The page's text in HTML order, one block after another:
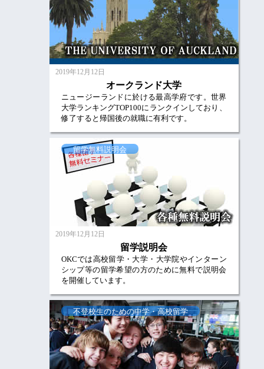
2019年12月12日
オークランド大学
ニュージーランドに於ける最高学府です。世界
大学ランキングTOP100にランクインしており、
修了すると帰国後の就職に有利です。
留学無料説明会
2019年12月12日
留学説明会
OKCでは高校留学・大学・大学院やインターン
シップ等の留学希望の方のために無料で説明会
を開催しています。
不登校生のための中学・高校留学